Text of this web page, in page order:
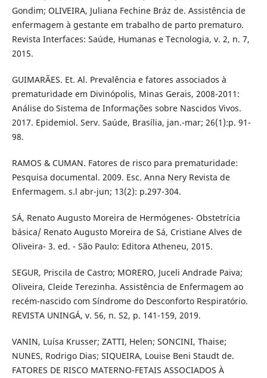
Gondim; OLIVEIRA, Juliana Fechine Bráz de. Assistência de
enfermagem à gestante em trabalho de parto prematuro.
Revista Interfaces: Saúde, Humanas e Tecnologia, v. 2, n. 7,
2015.
GUIMARÃES. Et. Al. Prevalência e fatores associados à
prematuridade em Divinópolis, Minas Gerais, 2008-2011:
Análise do Sistema de Informações sobre Nascidos Vivos.
2017. Epidemiol. Serv. Saúde, Brasília, jan.-mar; 26(1):p. 91-
98.
RAMOS & CUMAN. Fatores de risco para prematuridade:
Pesquisa documental. 2009. Esc. Anna Nery Revista de
Enfermagem. s.l abr-jun; 13(2): p.297-304.
SÁ, Renato Augusto Moreira de Hermógenes- Obstetrícia
básica/ Renato Augusto Moreira de Sá, Cristiane Alves de
Oliveira- 3. ed. - São Paulo: Editora Atheneu, 2015.
SEGUR, Priscila de Castro; MORERO, Juceli Andrade Paiva;
Oliveira, Cleide Terezinha. Assistência de Enfermagem ao
recém-nascido com Síndrome do Desconforto Respiratório.
REVISTA UNINGÁ, v. 56, n. S2, p. 141-159, 2019.
VANIN, Luísa Krusser; ZATTI, Helen; SONCINI, Thaise;
NUNES, Rodrigo Dias; SIQUEIRA, Louise Beni Staudt de.
FATORES DE RISCO MATERNO-FETAIS ASSOCIADOS À